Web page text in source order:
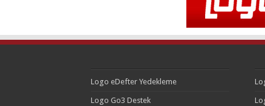
Logo eDefter Yedekleme
Logo Go3 Destek